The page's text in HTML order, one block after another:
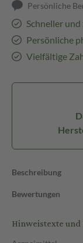
Persönliche
Schneller und
Persönliche
Vielfältige
Beschreibung
Bewertungen
Hinweistexte